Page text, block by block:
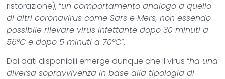
ristorazione), “un comportamento analogo a quello
di altri coronavirus come Sars e Mers, non essendo
possibile rilevare virus infettante dopo 30 minuti a
56°C e dopo 5 minuti a 70°C”.
Dai dati disponibili emerge dunque che il virus “ha una
diversa sopravvivenza in base alla tipologia di